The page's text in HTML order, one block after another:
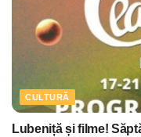
CULTURĂ
Lubeniță și filme!